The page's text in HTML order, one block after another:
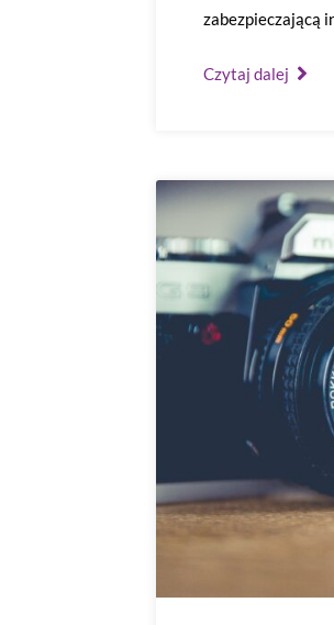
zabezpieczającą
Czytaj dalej